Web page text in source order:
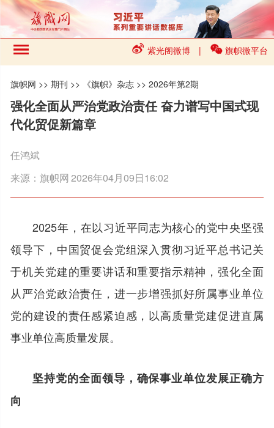
紫光阁微博 | 旗帜微平台
旗帜网 >>期刊 >> 《旗帜》杂志 >>2026年第2期
强化全面从严治党政治责任 奋力谱写中国式现
代化贸促新篇章
任鸿斌
来源：旗帜网2026年04月09日16:02
2025年，在以习近平同志为核心的党中央坚强
领导下，中国贸促会党组深入贯彻习近平总书记关
于机关党建的重要讲话和重要指示精神，强化全面
从严治党政治责任，进一步增强抓好所属事业单位
党的建设的责任感紧迫感，以高质量党建促进直属
事业单位高质量发展。
坚持党的全面领导，确保事业单位发展正确方
向